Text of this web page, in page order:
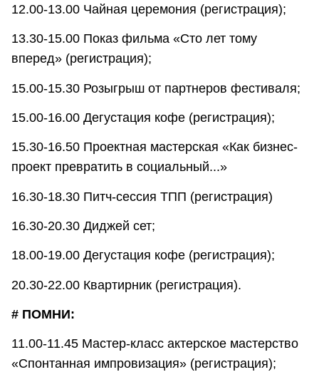
12.00-13.00 Чайная церемония (регистрация);
13.30-15.00 Показ фильма «Сто лет тому
вперед» (регистрация);
15.00-15.30 Розыгрыш от партнеров фестиваля;
15.00-16.00 Дегустация кофе (регистрация);
15.30-16.50 Проектная мастерская «Как бизнес-
проект превратить в социальный...»
16.30-18.30 Питч-сессия ТПП (регистрация)
16.30-20.30 Диджей сет;
18.00-19.00 Дегустация кофе (регистрация);
20.30-22.00 Квартирник (регистрация).
# ПОМНИ:
11.00-11.45 Мастер-класс актерское мастерство
«Спонтанная импровизация» (регистрация);